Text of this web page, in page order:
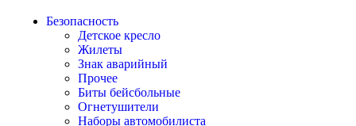
Безопасность
Детское кресло
Жилеты
Знак аварийный
Прочее
Биты бейсбольные
Огнетушители
Наборы автомобилиста